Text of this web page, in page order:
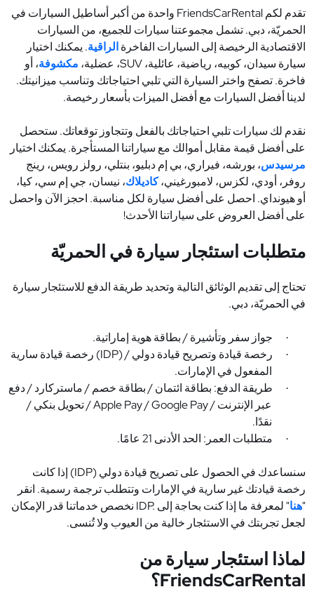
تقدم لكمFriendsCarRental واحدة من أكبر أساطيل السيارات في
الحمريّة، دبي. تشمل مجموعتنا سيارات للجميع، من السيارات
الاقتصادية الرخيصة إلى السيارات الفاخرةالراقية. يمكنك اختيار
سيارة سيدان، كوبيه، رياضية، عائلية،SUV، عضلية، مكشوفة، أو
فاخرة. تصفح واختر السيارة التي تلبي احتياجاتك وتناسب ميزانيتك.
لدينا أفضل السيارات مع أفضل الميزات بأسعار رخيصة.
نقدم لك سيارات تلبي احتياجاتك بالفعل وتتجاوز توقعاتك. ستحصل
على أفضل قيمة مقابل أموالك مع سياراتنا المستأجرة. يمكنك اختيار
مرسيدس، بورشه، فيراري، بي إم دبليو، بنتلي، رولز رويس، رينج
روفر، أودي، لكزس، لامبورغيني،كاديلاك، نيسان، جي إم سي، كيا،
أو هيونداي. احصل على أفضل سيارة لكل مناسبة. احجز الآن واحصل
على أفضل العروض على سياراتنا الأحدث!
متطلبات استئجار سيارة في الحمريّة
تحتاج إلى تقديم الوثائق التالية وتحديد طريقة الدفع للاستئجار سيارة
في الحمريّة، دبي.
· جواز سفر وتأشيرة / بطاقة هوية إماراتية.
· رخصة قيادة وتصريح قيادة دولي(IDP) / رخصة قيادة سارية
المفعول في الإمارات.
·
طريقة الدفع: بطاقة ائتمان / بطاقة خصم / ماستركارد / دفع
عبر الإنترنت/ Apple Pay / Google Pay /تحويل بنكي /
نقدًا.
· متطلبات العمر: الحد الأدنى 21 عامًا .
سنساعدك في الحصول على تصريح قيادة دولي(IDP) إذا كانت
رخصة قيادتك غير سارية في الإمارات وتتطلب ترجمة رسمية. انقر
"هنا" لمعرفة ما إذا كنت بحاجة إلى IDP. نخصص خدماتنا قدر الإمكان
لجعل تجربتك في الاستئجار خالية من العيوب ولا تُنسى.
لماذا استئجار سيارة من
FriendsCarRental؟